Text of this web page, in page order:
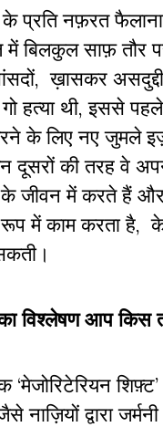
नफ़रत फैलाना
में बिलकुल साफ़
ख़ासकर
गो हत्या थी, इससे
के लिए नए जुमले
दूसरों की तरह वे
के जीवन में करते हैं
रूप में काम करता
का विश्लेषण आप
नाज़ियों द्वारा